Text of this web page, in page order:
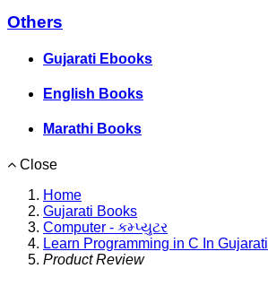
Others
Gujarati Ebooks
English Books
Marathi Books
Close
Home
Gujarati Books
Computer - કમ્પ્યુટર
Learn Programming in C In Gujarati
Product Review